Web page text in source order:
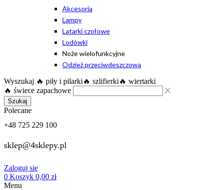
Akcesoria
Lampy
Latarki czołowe
Lodówki
Noże wielofunkcyjne
Odzież przeciwdeszczowa
Wyszukaj 🔥 piły i pilarki 🔥 szlifierki 🔥 wiertarki
🔥 świece zapachowe
Szukaj
Polecane
+48 725 229 100
sklep@4sklepy.pl
Zaloguj się
0 Koszyk 0,00 zł
Menu